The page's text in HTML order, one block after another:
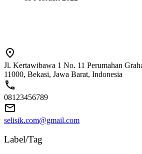
Jl. Kertawibawa 1 No. 11 Perumahan
11000, Bekasi, Jawa Barat, Indonesia
08123456789
selisik.com@gmail.com
Label/Tag